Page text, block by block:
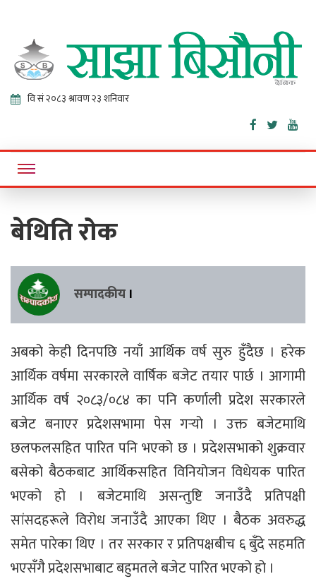
Sajha
Bisaunee
Online News Portal
बेथिति रोक
सम्पादकीय ।
अबको केही दिनपछि नयाँ आर्थिक वर्ष सुरु हुँदैछ । हरेक
आर्थिक वर्षमा सरकारले वार्षिक बजेट तयार पार्छ । आगामी
आर्थिक वर्ष २०८३/०८४ का पनि कर्णाली प्रदेश सरकारले
बजेट बनाएर प्रदेशसभामा पेस गर्‍यो । उक्त बजेटमाथि
छलफलसहित पारित पनि भएको छ । प्रदेशसभाको शुक्रवार
बसेको बैठकबाट आर्थिकसहित विनियोजन विधेयक पारित
भएको हो । बजेटमाथि असन्तुष्टि जनाउँदै प्रतिपक्षी
सांसदहरूले विरोध जनाउँदै आएका थिए । बैठक अवरुद्ध
समेत पारेका थिए । तर सरकार र प्रतिपक्षबीच ६ बुँदे सहमति
भएसँगै प्रदेशसभाबाट बहुमतले बजेट पारित भएको हो ।